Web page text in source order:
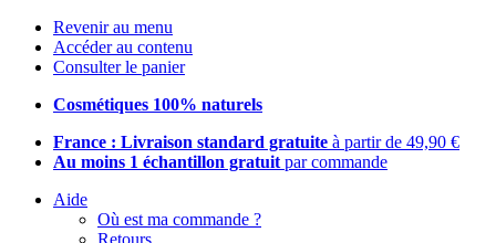
Revenir au menu
Accéder au contenu
Consulter le panier
Cosmétiques 100% naturels
France : Livraison standard gratuite à partir de 49,90 €
Au moins 1 échantillon gratuit par commande
Aide
Où est ma commande ?
Retours